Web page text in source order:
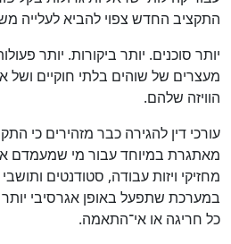
התקציב החדש צפוי להביא לעלייה
יותר סוכנים. יותר ביקורות. יותר
מעצרים של שוהים בלתי חוקיים ושל
הוויזה שלהם.
עורכי דין להגירה כבר מזהירים כי
מאתגרת במיוחד עבור מי שמעמדם
מחזיקי ויזות עבודה, סטודנטים
במערכת שתפעל באופן אגרסיבי
כל חריגה או אי־התאמה.